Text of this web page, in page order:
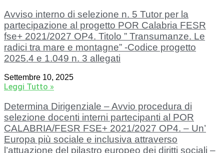
Avviso interno di selezione n. 5 Tutor per la
partecipazione al progetto POR Calabria FESR
fse+ 2021/2027 OP4. Titolo ” Transumanze. Le
radici tra mare e montagne” -Codice progetto
2025.4 e 1.049 n. 3 allegati
Settembre 10, 2025
Leggi Tutto »
Determina Dirigenziale – Avvio procedura di
selezione docenti interni partecipanti al POR
CALABRIA/FESR FSE+ 2021/2027 OP4. – Un’
Europa più sociale e inclusiva attraverso
l’attuazione del pilastro europeo dei diritti sociali –